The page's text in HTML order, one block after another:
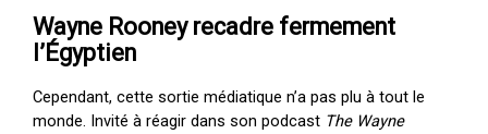
Wayne Rooney recadre fermement
l’Égyptien
Cependant, cette sortie médiatique n’a pas plu à tout le
monde. Invité à réagir dans son podcast The Wayne